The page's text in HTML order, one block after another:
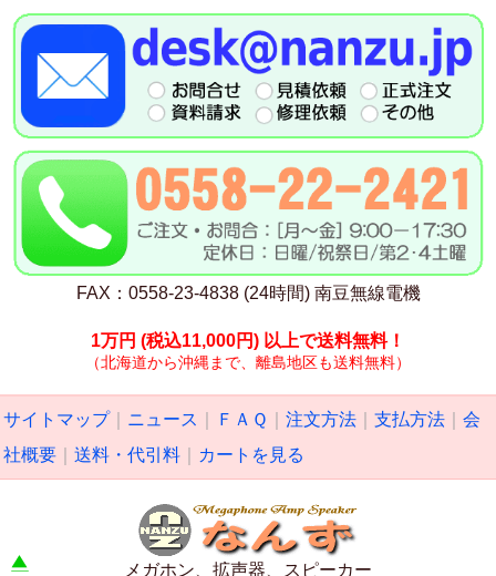
FAX：0558-23-4838 (24時間) 南豆無線電機
1万円 (税込11,000円) 以上で送料無料！
（北海道から沖縄まで、離島地区も送料無料）
サイトマップ｜ ニュース ＦＡＱ 注文方法 支払方法
会
社概要
送料・代引料 カートを見る
メガホン、拡声器、スピーカー